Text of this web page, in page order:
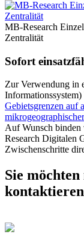
MB-Research
Zentralität
Sofort
Zur Verwendung in
Gebietsgrenzen auf
Auf Wunsch
Research Digitalen
Zwischenschritte
Sie